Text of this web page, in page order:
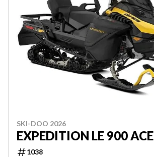
SKI-DOO 2026
EXPEDITION LE 900 ACE
1038